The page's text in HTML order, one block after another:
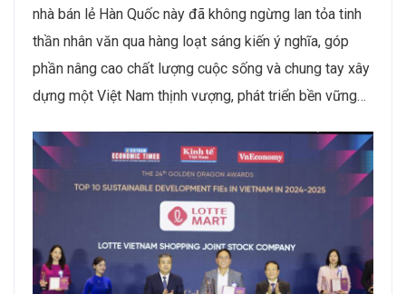
nhà bán lẻ Hàn Quốc này đã không ngừng lan tỏa tinh
thần nhân văn qua hàng loạt sáng kiến ý nghĩa, góp
phần nâng cao chất lượng cuộc sống và chung tay xây
dựng một Việt Nam thịnh vượng, phát triển bền vững…